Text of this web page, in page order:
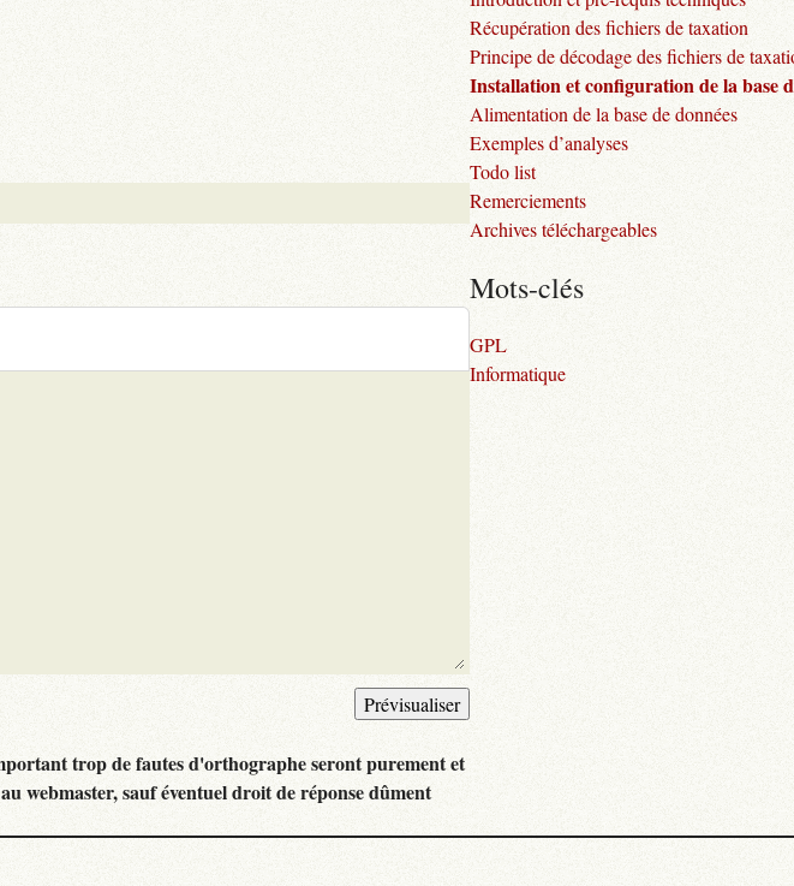
trop de fautes d'orthographe seront purement et
webmaster, sauf éventuel droit de réponse dûment
Récupération des fichiers de taxation
Principe de décodage des fichiers de
Installation et configuration de la base
Alimentation de la base de données
Exemples d’analyses
Todo list
Remerciements
Archives téléchargeables
Mots-clés
GPL
Informatique